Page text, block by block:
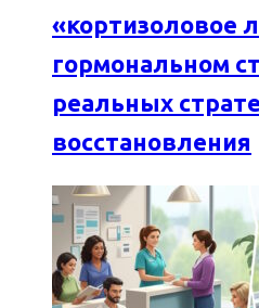
«кортизоловое
гормональном
реальных
восстановления